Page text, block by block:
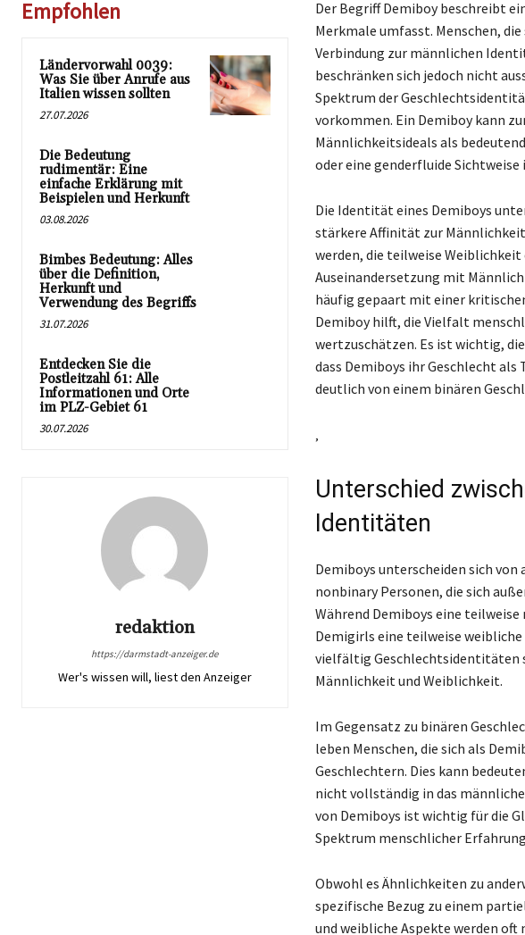
Empfohlen
Ländervorwahl 0039:
Was Sie über Anrufe aus
Italien wissen sollten
27.07.2026
Die Bedeutung
rudimentär: Eine
einfache Erklärung mit
Beispielen und Herkunft
03.08.2026
Bimbes Bedeutung: Alles
über die Definition,
Herkunft und
Verwendung des Begriffs
31.07.2026
Entdecken Sie die
Postleitzahl 61: Alle
Informationen und Orte
im PLZ-Gebiet 61
30.07.2026
redaktion
https://darmstadt-anzeiger.de
Wer's wissen will, liest den Anzeiger
Der Begriff Demiboy beschreibt
Merkmale umfasst. Menschen,
Verbindung zur männlichen
beschränken sich jedoch nicht
Spektrum der
vorkommen. Ein Demiboy kann
Männlichkeitsideals als
oder eine genderfluide
Die Identität eines Demiboys
stärkere Affinität zur
werden, die teilweise
Auseinandersetzung mit
häufig gepaart mit einer
Demiboy hilft, die Vielfalt
wertzuschätzen. Es ist wichtig,
dass Demiboys ihr Geschlecht als
deutlich von einem binären
Unterschied
Identitäten
Demiboys unterscheiden sich
nonbinary Personen, die sich
Während Demiboys eine
Demigirls eine teilweise
vielfältig Geschlechtsidentitäten
Männlichkeit und Weiblichkeit.
Im Gegensatz zu binären
leben Menschen, die sich als
Geschlechtern. Dies kann
nicht vollständig in das
von Demiboys ist wichtig für die
Spektrum menschlicher
Obwohl es Ähnlichkeiten zu
spezifische Bezug zu einem
und weibliche Aspekte werden